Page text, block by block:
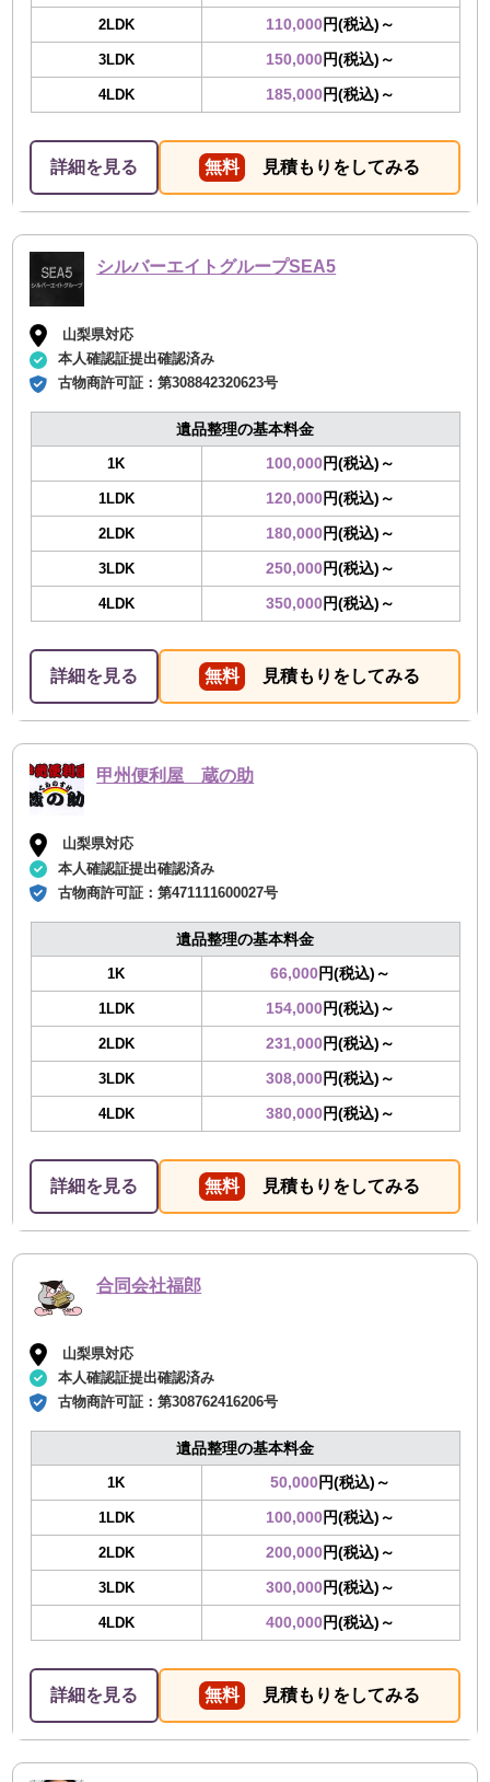
2LDK 110,000円(税込)～
3LDK 150,000円(税込)～
4LDK 185,000円(税込)～
詳細を見る 無料 見積もりをしてみる
シルバーエイトグループSEA5
山梨県対応
本人確認証提出確認済み
古物商許可証：第308842320623号
遺品整理の基本料金
1K 100,000円(税込)～
1LDK 120,000円(税込)～
2LDK 180,000円(税込)～
3LDK 250,000円(税込)～
4LDK 350,000円(税込)～
詳細を見る 無料 見積もりをしてみる
甲州便利屋 蔵の助
山梨県対応
本人確認証提出確認済み
古物商許可証：第471111600027号
遺品整理の基本料金
1K 66,000円(税込)～
1LDK 154,000円(税込)～
2LDK 231,000円(税込)～
3LDK 308,000円(税込)～
4LDK 380,000円(税込)～
詳細を見る 無料 見積もりをしてみる
合同会社福郎
山梨県対応
本人確認証提出確認済み
古物商許可証：第308762416206号
遺品整理の基本料金
1K 50,000円(税込)～
1LDK 100,000円(税込)～
2LDK 200,000円(税込)～
3LDK 300,000円(税込)～
4LDK 400,000円(税込)～
詳細を見る 無料 見積もりをしてみる